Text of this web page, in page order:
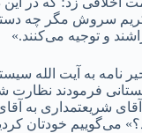
سروش مگر چه
و توجیه می‌کنند.»
نامه به آیت الله
فرمودند نظارت
شریعتمداری به
می‌گوییم خودتان